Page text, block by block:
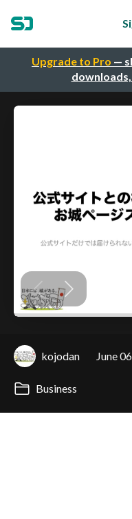
Upgrade to Pro —
kojodan June
Business